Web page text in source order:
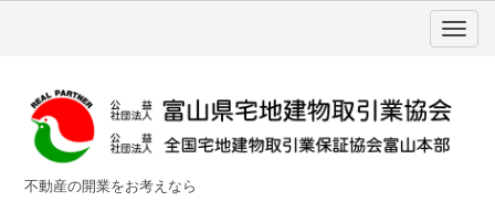
不動産の開業をお考えなら